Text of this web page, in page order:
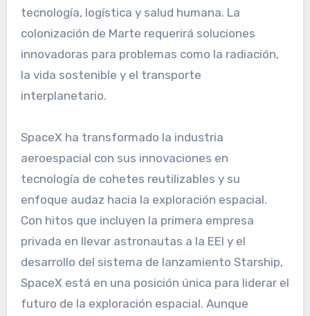
tecnología, logística y salud humana. La
colonización de Marte requerirá soluciones
innovadoras para problemas como la radiación,
la vida sostenible y el transporte
interplanetario.
SpaceX ha transformado la industria
aeroespacial con sus innovaciones en
tecnología de cohetes reutilizables y su
enfoque audaz hacia la exploración espacial.
Con hitos que incluyen la primera empresa
privada en llevar astronautas a la EEI y el
desarrollo del sistema de lanzamiento Starship,
SpaceX está en una posición única para liderar el
futuro de la exploración espacial. Aunque